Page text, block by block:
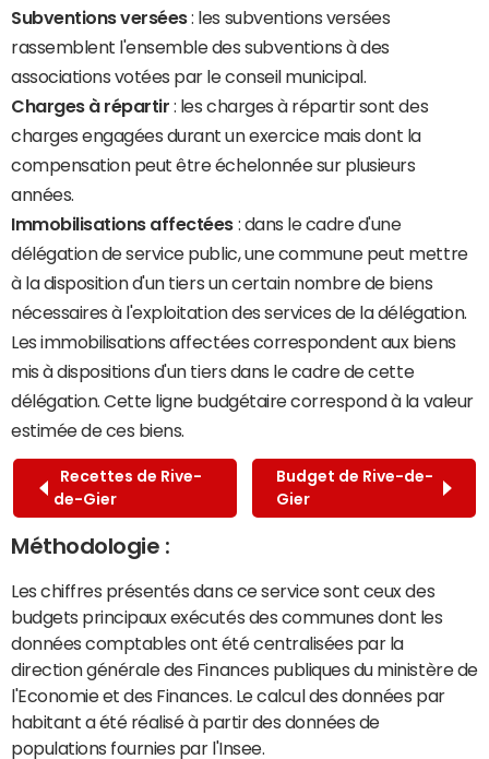
Subventions versées: les subventions versées
rassemblent l'ensemble des subventions à des
associations votées par le conseil municipal.
Charges à répartir : les charges à répartir sont des
charges engagées durant un exercice mais dont la
compensation peut être échelonnée sur plusieurs
années.
Immobilisations affectées : dans le cadre d'une
délégation de service public, une commune peut mettre
à la disposition d'un tiers un certain nombre de biens
nécessaires à l'exploitation des services de la délégation.
Les immobilisations affectées correspondent aux biens
mis à dispositions d'un tiers dans le cadre de cette
délégation. Cette ligne budgétaire correspond à la valeur
estimée de ces biens.
Recettes de Rive-
de-Gier
Budget de Rive-de-
Gier
Méthodologie :
Les chiffres présentés dans ce service sont ceux des
budgets principaux exécutés des communes dont les
données comptables ont été centralisées par la
direction générale des Finances publiques du ministère de
l'Economie et des Finances. Le calcul des données par
habitant a été réalisé à partir des données de
populations fournies par l'Insee.